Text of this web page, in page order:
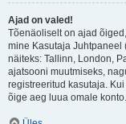
Ajad on valed!
Tõenäoliselt on ajad
mine Kasutaja Juhtpaneel
näiteks: Tallinn, London,
ajatsooni muutmiseks,
registreeritud kasutaja.
õige aeg luua omale konto.